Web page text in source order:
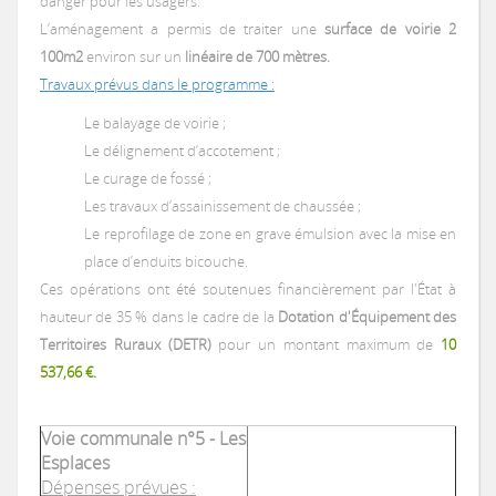
Année 2017
Année 2018
Année 2019
Année 2020
Année 2023
Schéma Directeur d'Alimentation en Eau Potable (SDAEP) 2019-2022
Votre facture d'eau
Prix de l'eau potable
Calcul de la consommation
Difficultés Financières De Paiement
Votre facture d'assainissement collectif
Prix de l'assainissement collectif
Programme 2020
Programme 2021
Programme 2022
Programme 2023
Programme 2020
Programme 2021
Programme 2022
Beaulieu-sur-Dordogne
Programme 2020
Programme 2021
Programme 2024
PROGRAMME 2024
Programme 2022
Chenailler-Mascheix
Programme 2022
La Chapelle-aux-Saints
Programme 2021
Liourdres
Programme 2020
Programme 2020
Programme 2021
Programme 2022
Programme 2023
Astaillac
Programme 2020
Programme 2021
Programme 2022
Programme 2023
Beaulieu-sur-Dordogne
Programme 2022
Programme 2023
Programme 2022
Programme 2022
Programme 2023
Programme 2022
Liourdres
Vous rencontrez des difficultés financières
Démarches en ligne
Demande de raccordement au réseau public d'assainissement
Demande de raccordement en eau potable
Demande d'ouverture de contrat d'abonnement
Demande de dégrèvement
Les bons gestes
Obligations
L’aménagement a permis de traiter une surface de voirie 2
100m2 environ sur un linéaire de 700 mètres.
Travaux prévus dans le programme :
Le balayage de voirie ;
Le délignement d’accotement ;
Le curage de fossé ;
Les travaux d’assainissement de chaussée ;
Le reprofilage de zone en grave émulsion avec la mise en
place d’enduits bicouche.
Ces opérations ont été soutenues financièrement par l'État à
hauteur de 35 % dans le cadre de la Dotation d'Équipement des
Territoires Ruraux (DETR)pour un montant maximum de 10
537,66 €.
Voie communale n°5 - Les
Esplaces
Dépenses prévues :